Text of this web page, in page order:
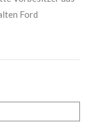
Ford